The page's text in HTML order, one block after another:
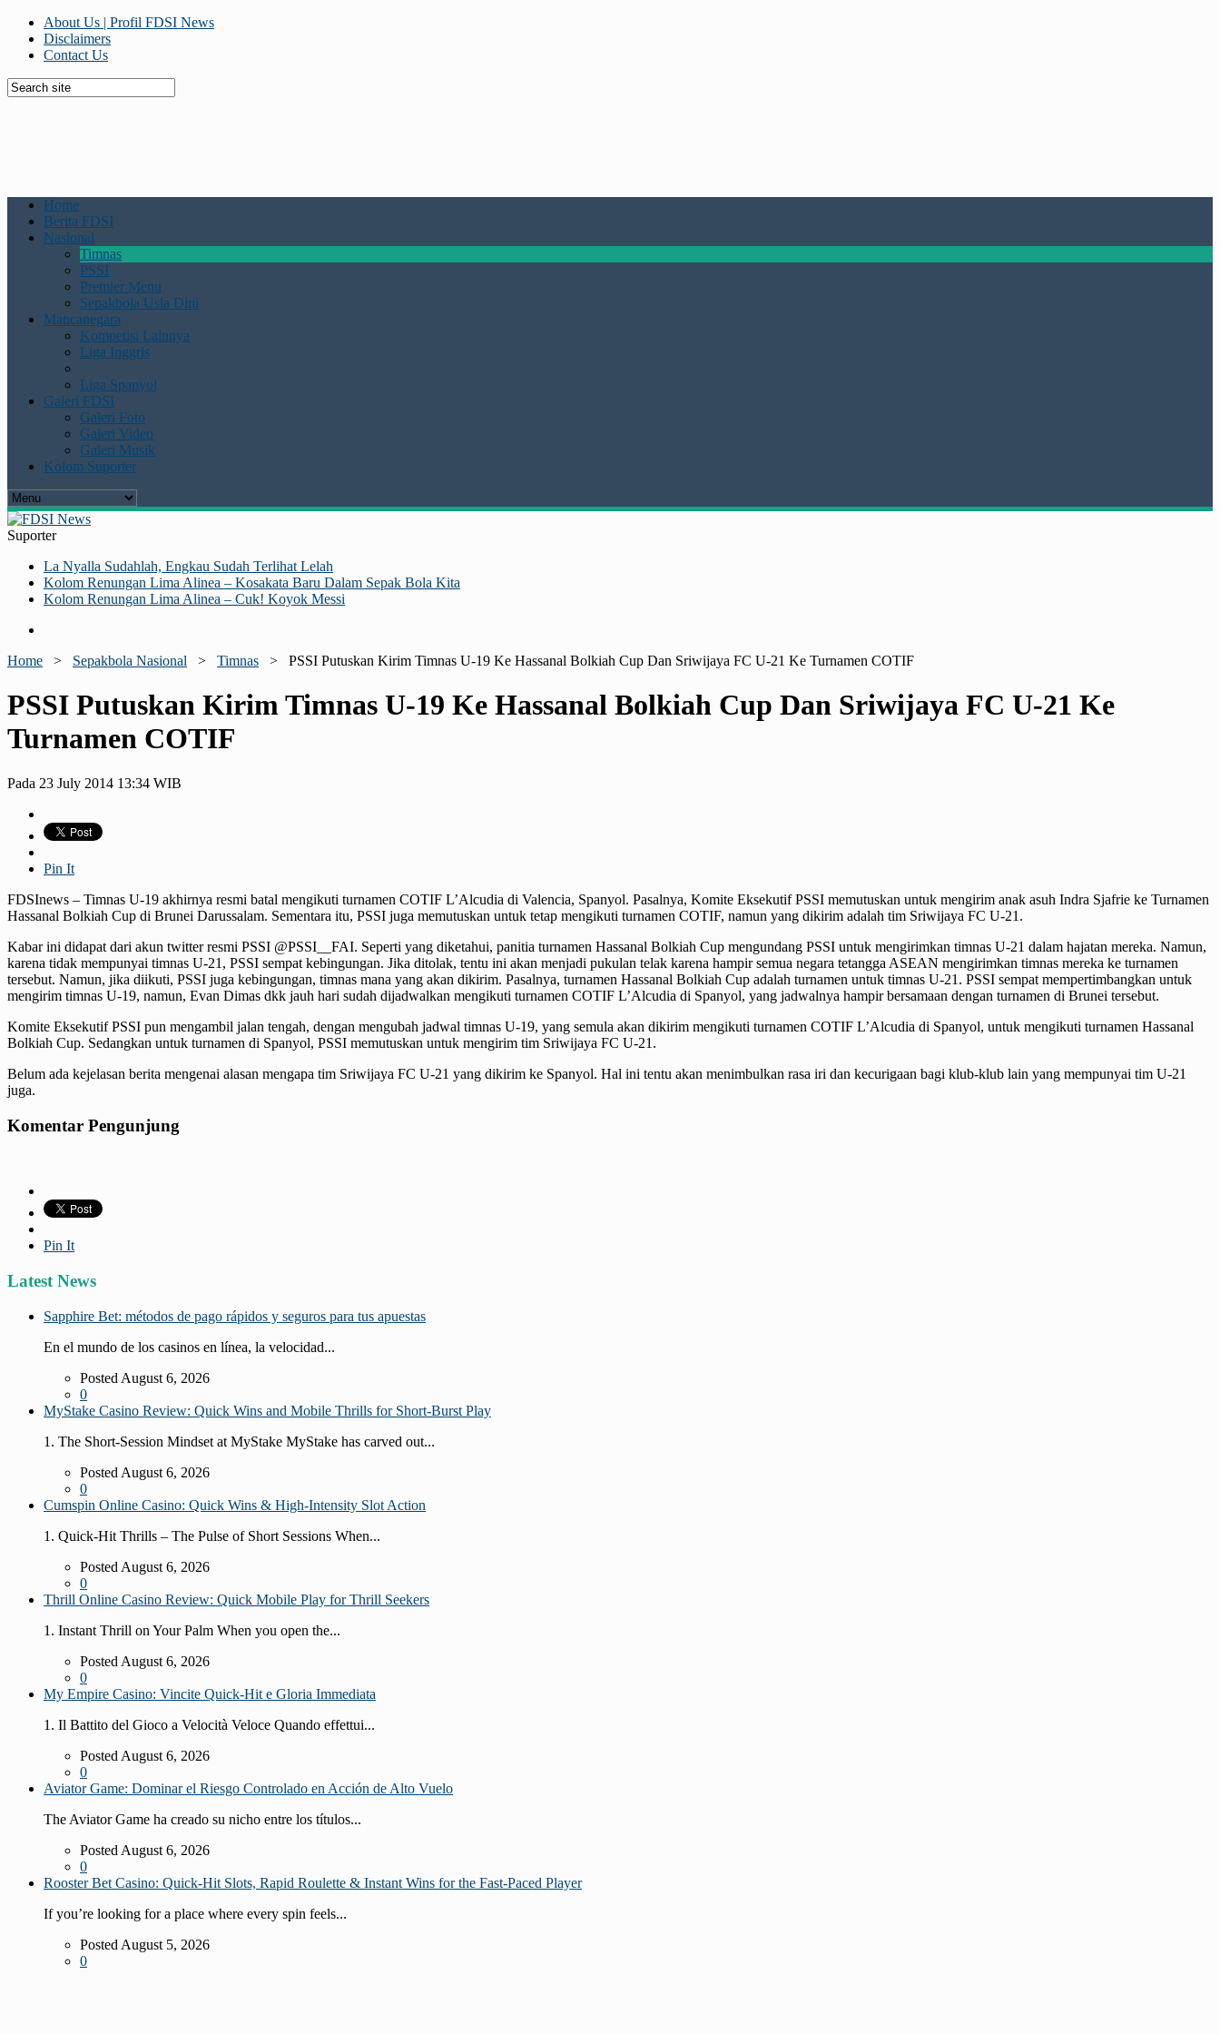
About Us | Profil FDSI News
Disclaimers
Contact Us
Home
Berita FDSI
Nasional
Timnas
PSSI
Premier Menu
Sepakbola Usia Dini
Mancanegara
Kompetisi Lainnya
Liga Inggris
Liga Spanyol
Galeri FDSI
Galeri Foto
Galeri Video
Galeri Musik
Kolom Suporter
Suporter
La Nyalla Sudahlah, Engkau Sudah Terlihat Lelah
Kolom Renungan Lima Alinea – Kosakata Baru Dalam Sepak Bola Kita
Kolom Renungan Lima Alinea – Cuk! Koyok Messi
Home > Sepakbola Nasional > Timnas > PSSI Putuskan Kirim Timnas U-19 Ke Hassanal Bolkiah Cup Dan Sriwijaya FC U-21 Ke Turnamen COTIF
PSSI Putuskan Kirim Timnas U-19 Ke Hassanal Bolkiah Cup Dan Sriwijaya FC U-21 Ke
Turnamen COTIF
Pada 23 July 2014 13:34 WIB
Pin It
FDSInews – Timnas U-19 akhirnya resmi batal mengikuti turnamen COTIF L’Alcudia di Valencia, Spanyol. Pasalnya, Komite Eksekutif PSSI memutuskan untuk mengirim anak asuh Indra Sjafrie ke Turnamen
Hassanal Bolkiah Cup di Brunei Darussalam. Sementara itu, PSSI juga memutuskan untuk tetap mengikuti turnamen COTIF, namun yang dikirim adalah tim Sriwijaya FC U-21.
Kabar ini didapat dari akun twitter resmi PSSI @PSSI__FAI. Seperti yang diketahui, panitia turnamen Hassanal Bolkiah Cup mengundang PSSI untuk mengirimkan timnas U-21 dalam hajatan mereka. Namun,
karena tidak mempunyai timnas U-21, PSSI sempat kebingungan. Jika ditolak, tentu ini akan menjadi pukulan telak karena hampir semua negara tetangga ASEAN mengirimkan timnas mereka ke turnamen
tersebut. Namun, jika diikuti, PSSI juga kebingungan, timnas mana yang akan dikirim. Pasalnya, turnamen Hassanal Bolkiah Cup adalah turnamen untuk timnas U-21. PSSI sempat mempertimbangkan untuk
mengirim timnas U-19, namun, Evan Dimas dkk jauh hari sudah dijadwalkan mengikuti turnamen COTIF L’Alcudia di Spanyol, yang jadwalnya hampir bersamaan dengan turnamen di Brunei tersebut.
Komite Eksekutif PSSI pun mengambil jalan tengah, dengan mengubah jadwal timnas U-19, yang semula akan dikirim mengikuti turnamen COTIF L’Alcudia di Spanyol, untuk mengikuti turnamen Hassanal
Bolkiah Cup. Sedangkan untuk turnamen di Spanyol, PSSI memutuskan untuk mengirim tim Sriwijaya FC U-21.
Belum ada kejelasan berita mengenai alasan mengapa tim Sriwijaya FC U-21 yang dikirim ke Spanyol. Hal ini tentu akan menimbulkan rasa iri dan kecurigaan bagi klub-klub lain yang mempunyai tim U-21
juga.
Komentar Pengunjung
Pin It
Latest News
Sapphire Bet: métodos de pago rápidos y seguros para tus apuestas
En el mundo de los casinos en línea, la velocidad...
Posted August 6, 2026
0
MyStake Casino Review: Quick Wins and Mobile Thrills for Short‑Burst Play
1. The Short‑Session Mindset at MyStake MyStake has carved out...
Posted August 6, 2026
0
Cumspin Online Casino: Quick Wins & High‑Intensity Slot Action
1. Quick‑Hit Thrills – The Pulse of Short Sessions When...
Posted August 6, 2026
0
Thrill Online Casino Review: Quick Mobile Play for Thrill Seekers
1. Instant Thrill on Your Palm When you open the...
Posted August 6, 2026
0
My Empire Casino: Vincite Quick‑Hit e Gloria Immediata
1. Il Battito del Gioco a Velocità Veloce Quando effettui...
Posted August 6, 2026
0
Aviator Game: Dominar el Riesgo Controlado en Acción de Alto Vuelo
The Aviator Game ha creado su nicho entre los títulos...
Posted August 6, 2026
0
Rooster Bet Casino: Quick‑Hit Slots, Rapid Roulette & Instant Wins for the Fast‑Paced Player
If you’re looking for a place where every spin feels...
Posted August 5, 2026
0